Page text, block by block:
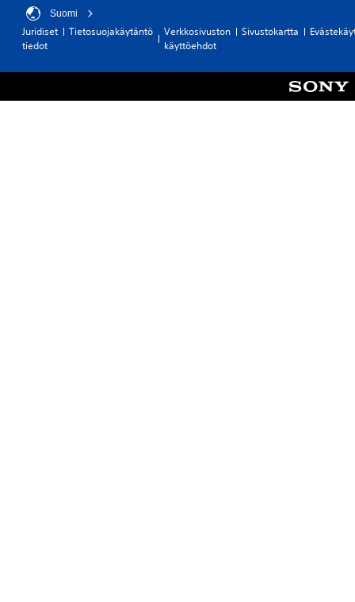
Suomi
Juridiset
tiedot
Tietosuojakäytäntö
Verkkosivuston
käyttöehdot
Sivustokartta